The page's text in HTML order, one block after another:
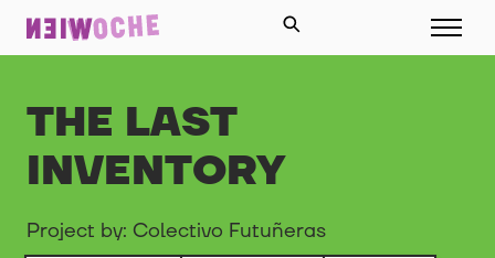
THE LAST
INVENTORY
Project by: Colectivo Futuñeras